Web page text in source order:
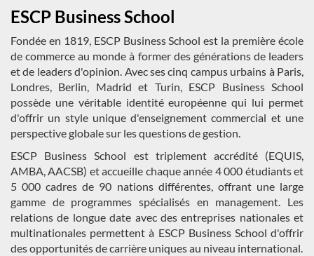
ESCP Business School
Fondée en 1819, ESCP Business School est la première école
de commerce au monde à former des générations de leaders
et de leaders d'opinion. Avec ses cinq campus urbains à Paris,
Londres, Berlin, Madrid et Turin, ESCP Business School
possède une véritable identité européenne qui lui permet
d'offrir un style unique d'enseignement commercial et une
perspective globale sur les questions de gestion.
ESCP Business School est triplement accrédité (EQUIS,
AMBA, AACSB) et accueille chaque année 4 000 étudiants et
5 000 cadres de 90 nations différentes, offrant une large
gamme de programmes spécialisés en management. Les
relations de longue date avec des entreprises nationales et
multinationales permettent à ESCP Business School d'offrir
des opportunités de carrière uniques au niveau international.